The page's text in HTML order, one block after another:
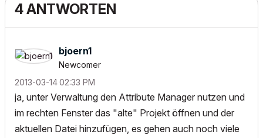
4 ANTWORTEN
bjoern1
Newcomer
‎2013-03-1402:33 PM
ja, unter Verwaltung den Attribute Manager nutzen und
im rechten Fenster das "alte" Projekt öffnen und der
aktuellen Datei hinzufügen, es gehen auch noch viele